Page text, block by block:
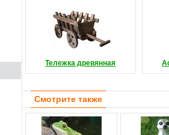
Тележка древянная
Смотрите также